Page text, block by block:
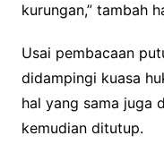
kurungan,” tambah
Usai pembacaan
didampingi kuasa
hal yang sama juga
kemudian ditutup.